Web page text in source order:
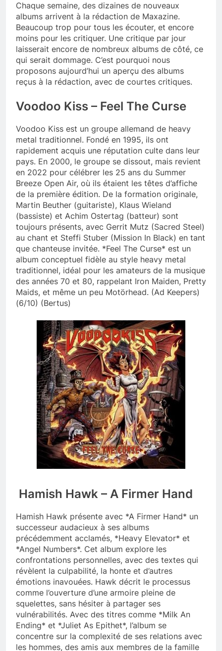
Chaque semaine, des dizaines de nouveaux
albums arrivent à la rédaction de Maxazine.
Beaucoup trop pour tous les écouter, et encore
moins pour les critiquer. Une critique par jour
laisserait encore de nombreux albums de côté, ce
qui serait dommage. C’est pourquoi nous
proposons aujourd’hui un aperçu des albums
reçus à la rédaction, avec de courtes critiques.
Voodoo Kiss – Feel The Curse
Voodoo Kiss est un groupe allemand de heavy
metal traditionnel. Fondé en 1995, ils ont
rapidement acquis une réputation culte dans leur
pays. En 2000, le groupe se dissout, mais revient
en 2022 pour célébrer les 25 ans du Summer
Breeze Open Air, où ils étaient les têtes d’affiche
de la première édition. De la formation originale,
Martin Beuther (guitariste), Klaus Wieland
(bassiste) et Achim Ostertag (batteur) sont
toujours présents, avec Gerrit Mutz (Sacred Steel)
au chant et Steffi Stuber (Mission In Black) en tant
que chanteuse invitée. *Feel The Curse* est un
album conceptuel fidèle au style heavy metal
traditionnel, idéal pour les amateurs de la musique
des années 70 et 80, rappelant Iron Maiden, Pretty
Maids, et même un peu Motörhead. (Ad Keepers)
(6/10) (Bertus)
Hamish Hawk – A Firmer Hand
Hamish Hawk présente avec *A Firmer Hand* un
successeur audacieux à ses albums
précédemment acclamés, *Heavy Elevator* et
*Angel Numbers*. Cet album explore les
confrontations personnelles, avec des textes qui
révèlent la culpabilité, la honte et d’autres
émotions inavouées. Hawk décrit le processus
comme l’ouverture d’une armoire pleine de
squelettes, sans hésiter à partager ses
vulnérabilités. Avec des titres comme *Milk An
Ending* et *Juliet As Epithet*, l’album se
concentre sur la complexité de ses relations avec
les hommes, des amis aux membres de la famille